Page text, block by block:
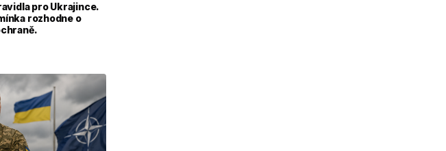
pro Ukrajince.
rozhodne o